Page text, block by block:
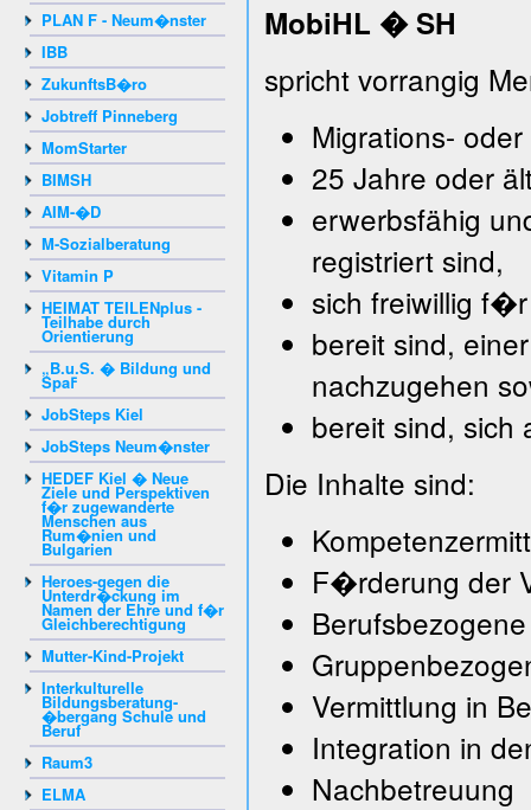
PLAN F - Neum�nster
IBB
ZukunftsB�ro
Jobtreff Pinneberg
MomStarter
BIMSH
AIM-�D
M-Sozialberatung
Vitamin P
HEIMAT TEILENplus -
Teilhabe durch
Orientierung
„B.u.S. � Bildung und
Spaߓ
JobSteps Kiel
JobSteps Neum�nster
HEDEF Kiel � Neue
Ziele und Perspektiven
f�r zugewanderte
Menschen aus
Rum�nien und
Bulgarien
Heroes-gegen die
Unterdr�ckung im
Namen der Ehre und f�r
Gleichberechtigung
Mutter-Kind-Projekt
Interkulturelle
Bildungsberatung-
�bergang Schule und
Beruf
Raum3
ELMA
MobiHL � SH
spricht vorrangig
Migrations-
25 Jahre oder
erwerbsfähig
registriert sind,
sich freiwillig
bereit sind,
nachzugehen
bereit sind, sich
Die Inhalte sind:
F�rderung der
Vermittlung in
Integration in
Nachbetreuung